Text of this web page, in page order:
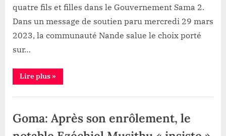
quatre fils et filles dans le Gouvernement Sama 2.
Dans un message de soutien paru mercredi 29 mars
2023, la communauté Nande salue le choix porté
sur…
Lire plus“Sama
2:
communauté
à
«
accompagner
»
Goma: Après son enrôlement, le